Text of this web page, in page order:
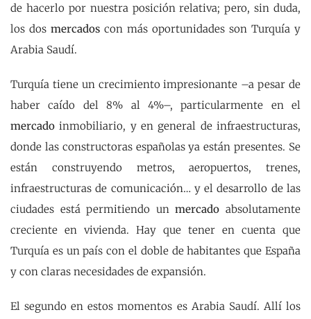
de hacerlo por nuestra posición relativa; pero, sin duda,
los dos mercados con más oportunidades son Turquía y
Arabia Saudí.
Turquía tiene un crecimiento impresionante –a pesar de
haber caído del 8% al 4%–, particularmente en el
mercado inmobiliario, y en general de infraestructuras,
donde las constructoras españolas ya están presentes. Se
están construyendo metros, aeropuertos, trenes,
infraestructuras de comunicación… y el desarrollo de las
ciudades está permitiendo unmercado absolutamente
creciente en vivienda. Hay que tener en cuenta que
Turquía es un país con el doble de habitantes que España
y con claras necesidades de expansión.
El segundo en estos momentos es Arabia Saudí. Allí los